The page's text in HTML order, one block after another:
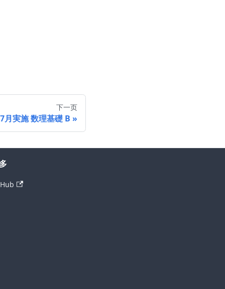
\left(\frac b{a+b+c}\right)^b \left(\frac
下一页
月実施 数理基礎 B